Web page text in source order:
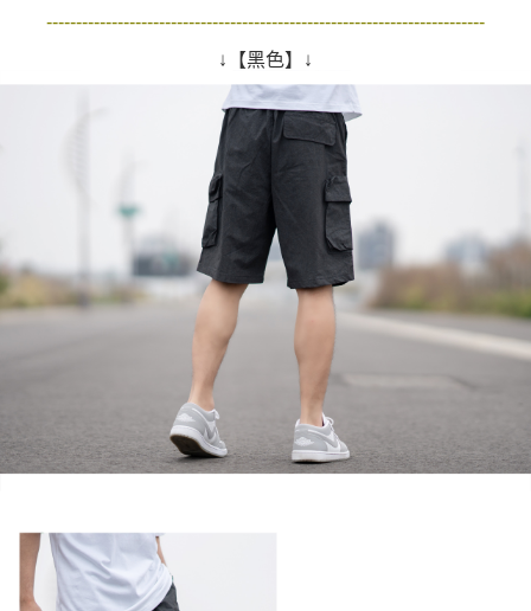
是否繳費成功／繳費後需取消欲退款等相關疑問，請聯繫「AFTEE先享後付
１．透過由恩沛科技股份有限公司提供之「AFTEE先享後付」服務完成之交
易，需依本服務之必要範圍內提供個人資料，並將交易相關給付款項請求債
權轉讓予恩沛科技股份有限公司。
２．關於個人資料處理事宜，請瀏覽以下網址：
https://aftee.tw/terms/#terms3
３．未成年的使用者請事先徵得法定代理人或監護人之同意方可使用
「AFTEE先享後付」，若未經同意申辦者引起之損失，本公司不負相關責
４．使用「AFTEE先享後付」時，將依據個別帳號之用戶狀況，依本公司即
時審查核予不同之上限額度；若仍有額度不足之情形，本公司將視審查結果
５．嚴禁一人註冊多個帳號或使用他人資訊註冊。若發現惡意使用之情形，
恩沛科技股份有限公司將有權停止該用戶之使用額度並採取法律行動。
每筆NT$80，滿NT$1,800(含以上)免運費
每筆NT$120，滿NT$3,000(含以上)免運費
--------------------------------------------------------------------------
↓【黑色】↓